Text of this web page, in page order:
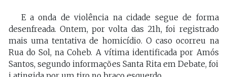
E a onda de violência na cidade segue de forma
desenfreada. Ontem, por volta das 21h, foi registrado
mais uma tentativa de homicídio. O caso ocorreu na
Rua do Sol, na Coheb. A vítima identificada por Amós
Santos, segundo informações Santa Rita em Debate, foi